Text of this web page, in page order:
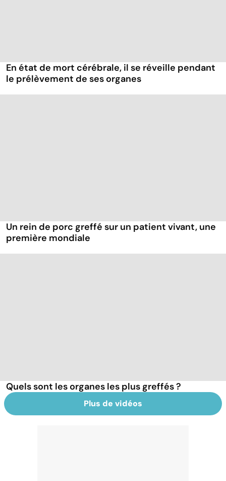
En état de mort cérébrale, il se réveille pendant
le prélèvement de ses organes
Un rein de porc greffé sur un patient vivant, une
première mondiale
Quels sont les organes les plus greffés ?
Plus de vidéos